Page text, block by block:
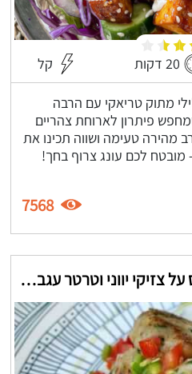
20 דקות קל
מתוק טריאקי עם הרבה
פיתרון לארוחת צהריים
מהירה טעימה ושווה תכינו את
לכם עונג צרוף בחך!
7568
קציצות דגים מוסר ים ובס על צזיקי יווני וטרטר עגבניות חריפות